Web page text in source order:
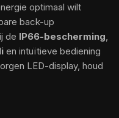
optimaal wilt
back-up
de IP66-bescherming,
en intuïtieve bediening
LED-display, houd